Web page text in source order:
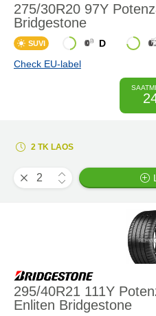
275/30R20 97Y
Bridgestone
SUVI D
Check EU-label
2 TK LAOS
295/40R21 111Y
Enliten Bridgestone